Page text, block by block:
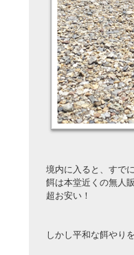
境内に入ると、すで
餌は本堂近くの無人
超お安い！
しかし平和な餌やり